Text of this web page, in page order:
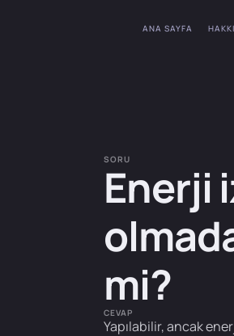
ANA SAYFA
SORU
Enerji
mi?
CEVAP
Yapılabilir, ancak